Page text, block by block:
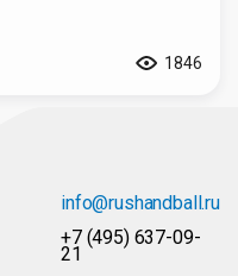
1846
info@rushandball.ru
+7 (495) 637-09-
21